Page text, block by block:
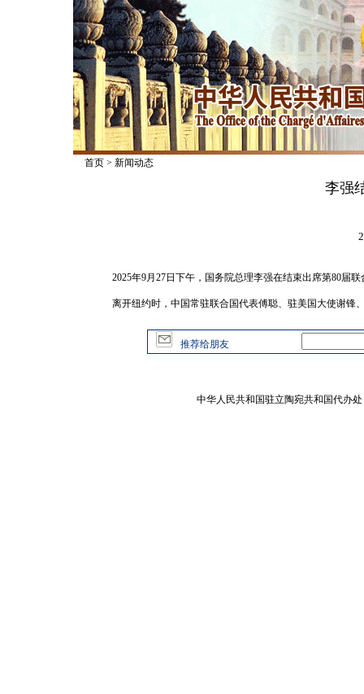
首页> 新闻动态
李强
2025年9月27日下午，国务院总理李强在结束出席第80届
离开纽约时，中国常驻联合国代表傅聪、驻美国大使谢锋
推荐给朋友
中华人民共和国驻立陶宛共和国代办处